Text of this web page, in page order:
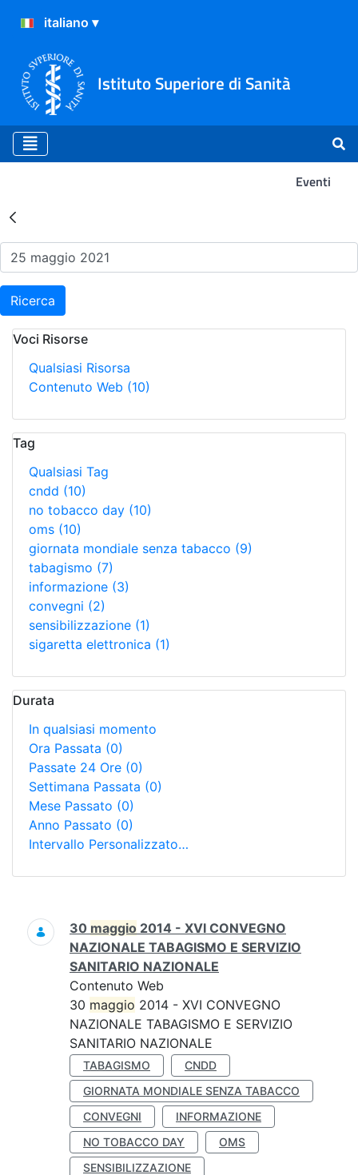
Istituto Superiore di Sanità
Eventi
Risultati della Ricerca -
Ricerca
Voci Risorse
Qualsiasi Risorsa
Contenuto Web (10)
Tag
Qualsiasi Tag
cndd (10)
no tobacco day (10)
oms (10)
giornata mondiale senza tabacco (9)
tabagismo (7)
informazione (3)
convegni (2)
sensibilizzazione (1)
sigaretta elettronica (1)
Durata
In qualsiasi momento
Ora Passata (0)
Passate 24 Ore (0)
Settimana Passata (0)
Mese Passato (0)
Anno Passato (0)
Intervallo Personalizzato…
Ricerca
30 maggio 2014 - XVI CONVEGNO
NAZIONALE TABAGISMO E SERVIZIO
SANITARIO NAZIONALE
Contenuto Web
30 maggio 2014 - XVI CONVEGNO
NAZIONALE TABAGISMO E SERVIZIO
SANITARIO NAZIONALE
TABAGISMO
CNDD
GIORNATA MONDIALE SENZA TABACCO
CONVEGNI
INFORMAZIONE
NO TOBACCO DAY
OMS
SENSIBILIZZAZIONE